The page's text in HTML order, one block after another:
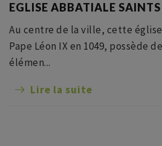
EGLISE ABBATIALE SAINTS
Au centre de la ville, cette
Pape Léon IX en 1049, possède
élémen...
Lire la suite